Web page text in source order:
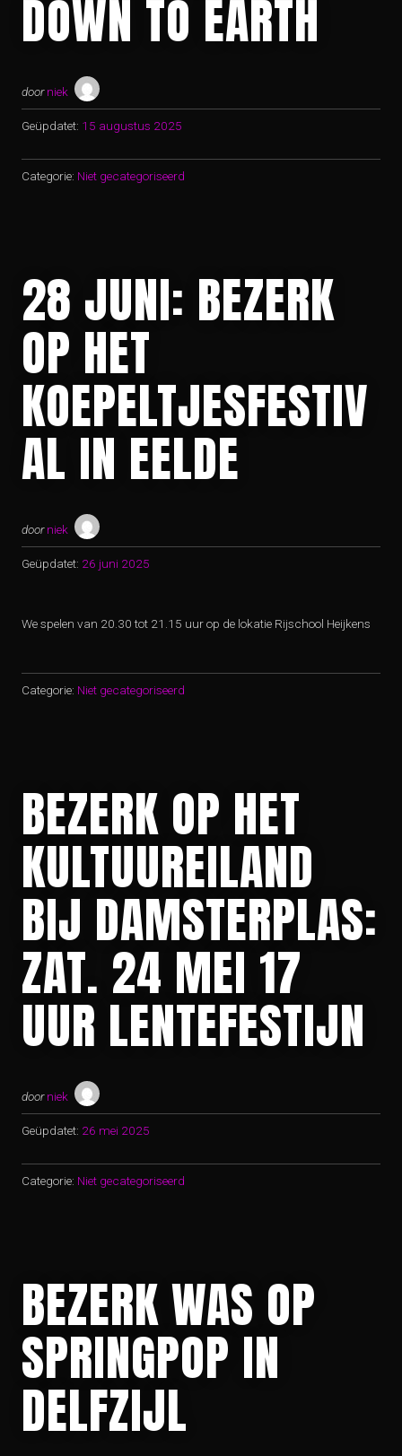
DOWN TO EARTH
door niek
Geüpdatet: 15 augustus 2025
Categorie: Niet gecategoriseerd
28 JUNI: BEZERK
OP HET
KOEPELTJESFESTIV
AL IN EELDE
door niek
Geüpdatet: 26 juni 2025
We spelen van 20.30 tot 21.15 uur op de lokatie Rijschool Heijkens
Categorie: Niet gecategoriseerd
BEZERK OP HET
KULTUUREILAND
BIJ DAMSTERPLAS:
ZAT. 24 MEI 17
UUR LENTEFESTIJN
door niek
Geüpdatet: 26 mei 2025
Categorie: Niet gecategoriseerd
BEZERK WAS OP
SPRINGPOP IN
DELFZIJL